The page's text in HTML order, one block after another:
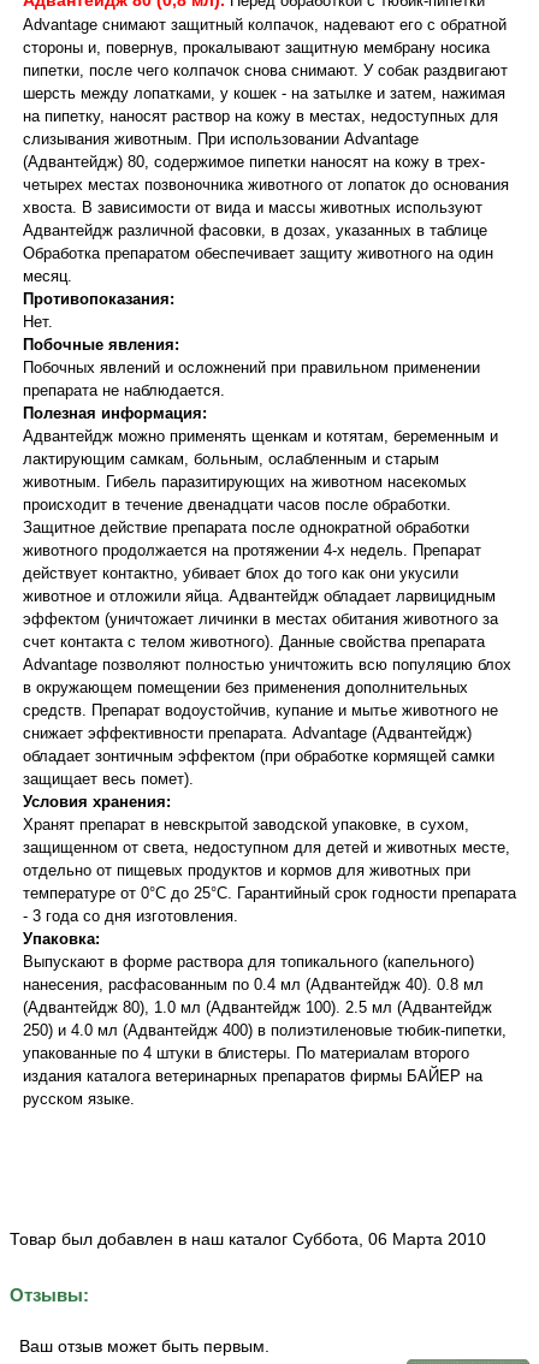
Advantage снимают защитный колпачок, надевают его с обратной
стороны и, повернув, прокалывают защитную мембрану носика
пипетки, после чего колпачок снова снимают. У собак раздвигают
шерсть между лопатками, у кошек - на затылке и затем, нажимая
на пипетку, наносят раствор на кожу в местах, недоступных для
слизывания животным. При использовании Advantage
(Адвантейдж) 80, содержимое пипетки наносят на кожу в трех-
четырех местах позвоночника животного от лопаток до основания
хвоста. В зависимости от вида и массы животных используют
Адвантейдж различной фасовки, в дозах, указанных в таблице
Обработка препаратом обеспечивает защиту животного на один
месяц.
Противопоказания:
Нет.
Побочные явления:
Побочных явлений и осложнений при правильном применении
препарата не наблюдается.
Полезная информация:
Адвантейдж можно применять щенкам и котятам, беременным и
лактирующим самкам, больным, ослабленным и старым
животным. Гибель паразитирующих на животном насекомых
происходит в течение двенадцати часов после обработки.
Защитное действие препарата после однократной обработки
животного продолжается на протяжении 4-х недель. Препарат
действует контактно, убивает блох до того как они укусили
животное и отложили яйца. Адвантейдж обладает ларвицидным
эффектом (уничтожает личинки в местах обитания животного за
счет контакта с телом животного). Данные свойства препарата
Advantage позволяют полностью уничтожить всю популяцию блох
в окружающем помещении без применения дополнительных
средств. Препарат водоустойчив, купание и мытье животного не
снижает эффективности препарата. Advantage (Адвантейдж)
обладает зонтичным эффектом (при обработке кормящей самки
защищает весь помет).
Условия хранения:
Хранят препарат в невскрытой заводской упаковке, в сухом,
защищенном от света, недоступном для детей и животных месте,
отдельно от пищевых продуктов и кормов для животных при
температуре от 0°С до 25°С. Гарантийный срок годности препарата
- 3 года со дня изготовления.
Упаковка:
Выпускают в форме раствора для топикального (капельного)
нанесения, расфасованным по 0.4 мл (Адвантейдж 40). 0.8 мл
(Адвантейдж 80), 1.0 мл (Адвантейдж 100). 2.5 мл (Адвантейдж
250) и 4.0 мл (Адвантейдж 400) в полиэтиленовые тюбик-пипетки,
упакованные по 4 штуки в блистеры. По материалам второго
издания каталога ветеринарных препаратов фирмы БАЙЕР на
русском языке.
Товар был добавлен в наш каталог Суббота, 06 Марта 2010
Отзывы:
Ваш отзыв может быть первым.